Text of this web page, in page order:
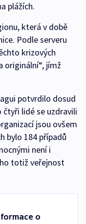
plážích.
která v době
Podle serveru
krizových
originální“, jímž
potvrdilo dosud
čtyři lidé se uzdravili
jsou ovšem
bylo 184 případů
není i
totiž veřejnost
o